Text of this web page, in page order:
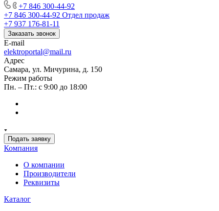
+7 846 300-44-92
+7 846 300-44-92 Отдел продаж
+7 937 176-81-11
Заказать звонок
E-mail
elektroportal@mail.ru
Адрес
Самара, ул. Мичурина, д. 150
Режим работы
Пн. – Пт.: с 9:00 до 18:00
Подать заявку
Компания
О компании
Производители
Реквизиты
Каталог